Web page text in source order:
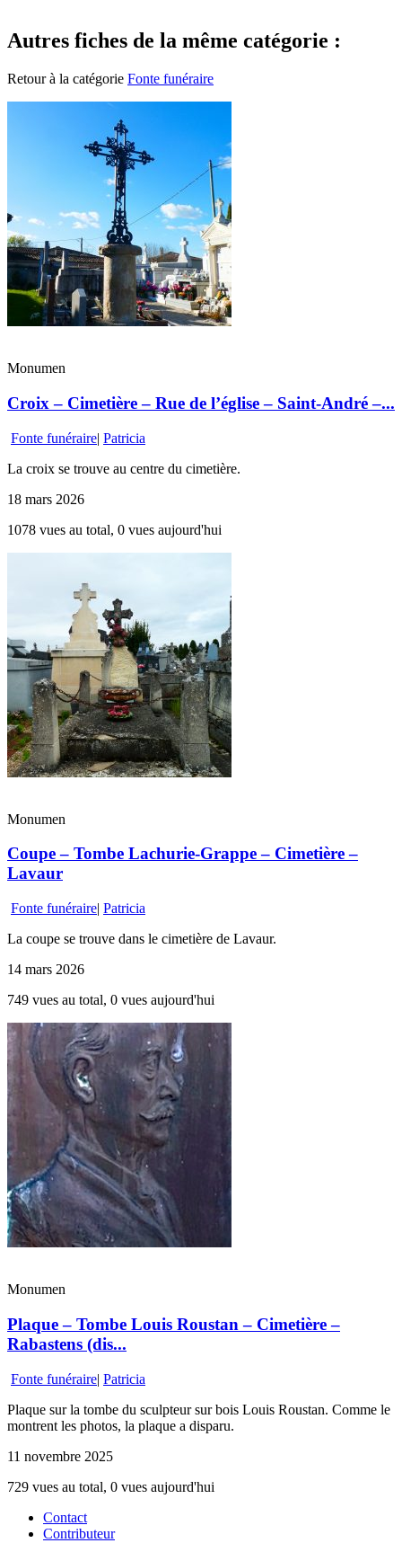
Autres fiches de la même catégorie :
Retour à la catégorie Fonte funéraire
Monumen
Croix – Cimetière – Rue de l’église – Saint-André –...
Fonte funéraire| Patricia
La croix se trouve au centre du cimetière.
18 mars 2026
1078 vues au total, 0 vues aujourd'hui
Monumen
Coupe – Tombe Lachurie-Grappe – Cimetière –
Lavaur
Fonte funéraire| Patricia
La coupe se trouve dans le cimetière de Lavaur.
14 mars 2026
749 vues au total, 0 vues aujourd'hui
Monumen
Plaque – Tombe Louis Roustan – Cimetière –
Rabastens (dis...
Fonte funéraire| Patricia
Plaque sur la tombe du sculpteur sur bois Louis Roustan. Comme le
montrent les photos, la plaque a disparu.
11 novembre 2025
729 vues au total, 0 vues aujourd'hui
Contact
Contributeur